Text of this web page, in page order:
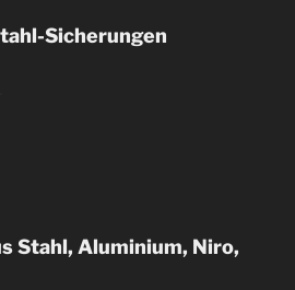
Sicherungen
Stahl, Aluminium, Niro,